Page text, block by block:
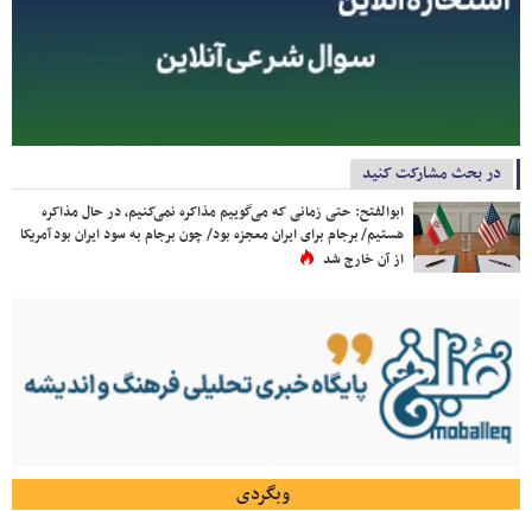
در بحث مشارکت کنید
ابوالفتح: حتی زمانی که می‌گوییم مذاکره نمی‌کنیم، در حال مذاکره
هستیم/ برجام برای ایران معجزه بود/ چون برجام به سود ایران بود آمریکا
از آن خارج شد
وبگردی